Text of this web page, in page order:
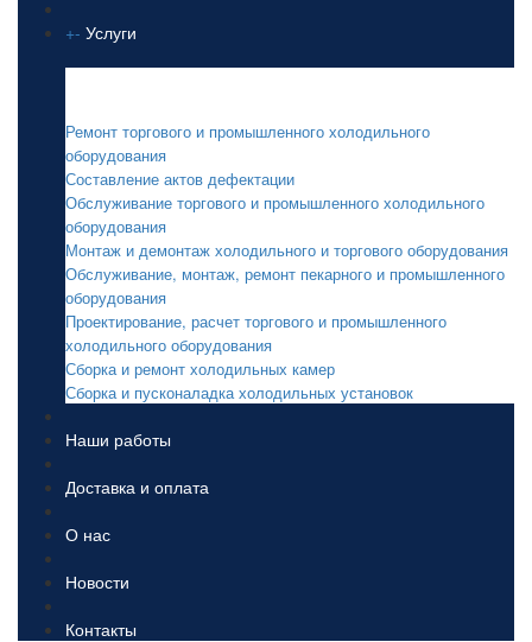
+- Услуги
Ремонт торгового и промышленного холодильного
оборудования
Составление актов дефектации
Обслуживание торгового и промышленного холодильного
оборудования
Монтаж и демонтаж холодильного и торгового оборудования
Обслуживание, монтаж, ремонт пекарного и промышленного
оборудования
Проектирование, расчет торгового и промышленного
холодильного оборудования
Сборка и ремонт холодильных камер
Сборка и пусконаладка холодильных установок
Наши работы
Доставка и оплата
О нас
Новости
Контакты